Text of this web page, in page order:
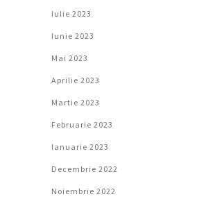
Iulie 2023
Iunie 2023
Mai 2023
Aprilie 2023
Martie 2023
Februarie 2023
Ianuarie 2023
Decembrie 2022
Noiembrie 2022